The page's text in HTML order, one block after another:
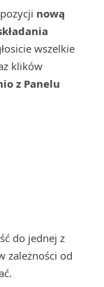
nową
wszelkie
klików
z Panelu
do jednej z
zależności od